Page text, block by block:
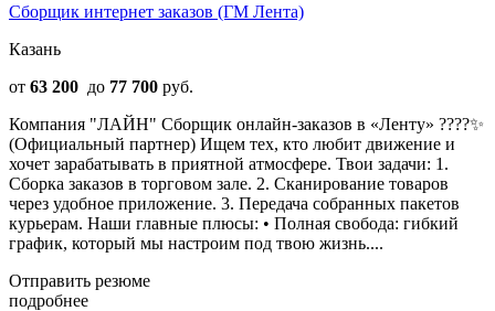
Сборщик интернет заказов (ГМ Лента)
Казань
от 63 200 до 77 700 руб.
Компания "ЛАЙН" Сборщик онлайн-заказов в «Ленту» ????✨
(Официальный партнер) Ищем тех, кто любит движение и
хочет зарабатывать в приятной атмосфере. Твои задачи: 1.
Сборка заказов в торговом зале. 2. Сканирование товаров
через удобное приложение. 3. Передача собранных пакетов
курьерам. Наши главные плюсы: • Полная свобода: гибкий
график, который мы настроим под твою жизнь....
Отправить резюме
подробнее